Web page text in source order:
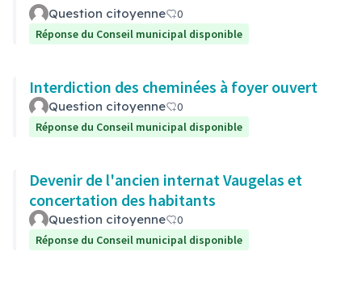
Question citoyenne
0
Réponse du Conseil municipal disponible
Interdiction des cheminées à foyer ouvert
Question citoyenne
0
Réponse du Conseil municipal disponible
Devenir de l'ancien internat Vaugelas et
concertation des habitants
Question citoyenne
0
Réponse du Conseil municipal disponible